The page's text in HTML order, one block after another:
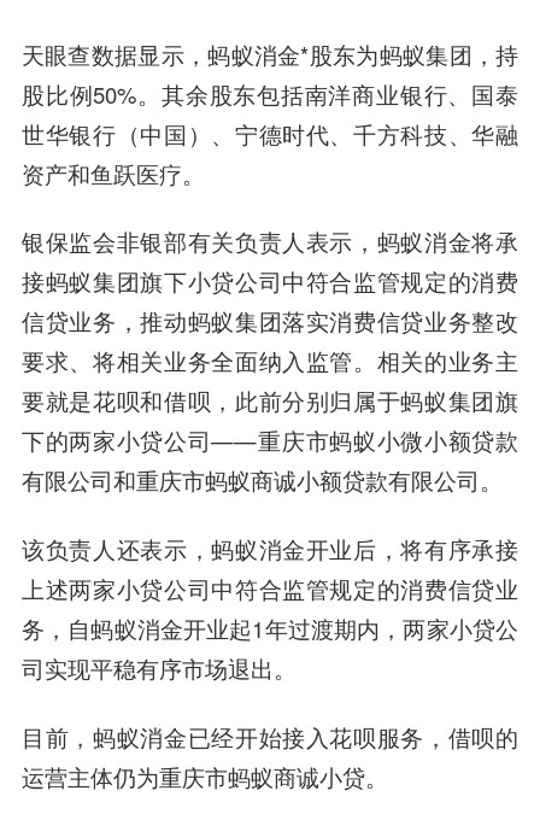
天眼查数据显示，蚂蚁消金*股东为蚂蚁集团，持
股比例50%。其余股东包括南洋商业银行、国泰
世华银行（中国）、宁德时代、千方科技、华融
资产和鱼跃医疗。
银保监会非银部有关负责人表示，蚂蚁消金将承
接蚂蚁集团旗下小贷公司中符合监管规定的消费
信贷业务，推动蚂蚁集团落实消费信贷业务整改
要求、将相关业务全面纳入监管。 相关的业务主
要就是花呗和借呗，此前分别归属于蚂蚁集团旗
下的两家小贷公司——重庆市蚂蚁小微小额贷款
有限公司和重庆市蚂蚁商诚小额贷款有限公司。
该负责人还表示，蚂蚁消金开业后，将有序承接
上述两家小贷公司中符合监管规定的消费信贷业
务，自蚂蚁消金开业起1年过渡期内，两家小贷公
司实现平稳有序市场退出。
目前，蚂蚁消金已经开始接入花呗服务，借呗的
运营主体仍为重庆市蚂蚁商诚小贷。